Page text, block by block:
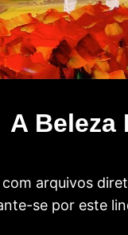
A Beleza
arquivos
se por este